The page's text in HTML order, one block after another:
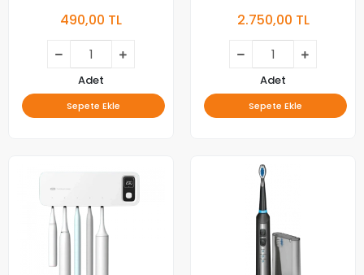
490,00 TL
Adet
Sepete Ekle
2.750,00 TL
Adet
Sepete Ekle